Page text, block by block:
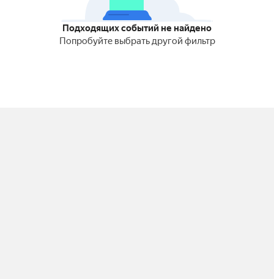
Подходящих событий не найдено
Попробуйте выбрать другой фильтр